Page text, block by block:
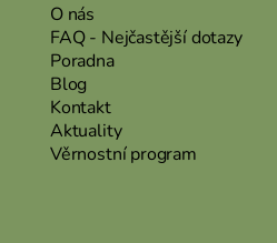
O nás
FAQ - Nejčastější dotazy
Poradna
Blog
Kontakt
Aktuality
Věrnostní program